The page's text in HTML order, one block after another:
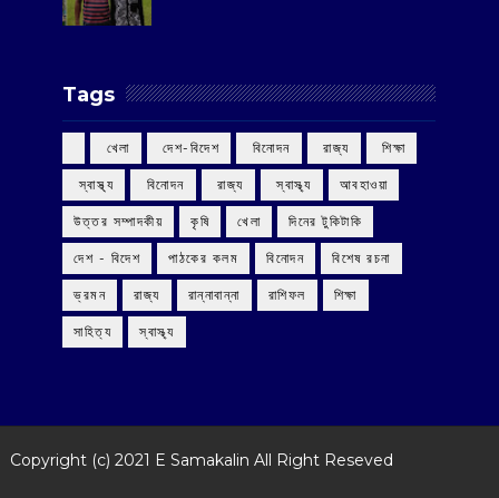
Tags
‌ খেলা ‌ দেশ-বিদেশ ‌ বিনোদন ‌ রাজ্য ‌ শিক্ষা
‌ স্বাস্থ্য ‌ বিনোদন ‌ রাজ্য ‌ স্বাস্থ্য আবহাওয়া
উত্তর সম্পাদকীয় কৃষি খেলা দিনের টুকিটাকি
দেশ - বিদেশ পাঠকের কলম বিনোদন বিশেষ রচনা
ভ্রমন রাজ্য রান্নাবান্না রাশিফল শিক্ষা
সাহিত্য স্বাস্থ্য
Copyright (c) 2021 E Samakalin All Right Reseved